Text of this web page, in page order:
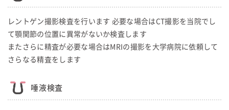
レントゲン撮影検査を行います 必要な場合はCT撮影を当院でし
て顎関節の位置に異常がないか検査します
またさらに精査が必要な場合はMRIの撮影を大学病院に依頼して
さらなる精査をします
唾液検査